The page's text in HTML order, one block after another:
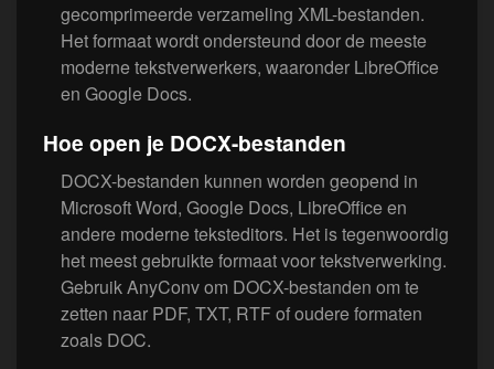
gecomprimeerde verzameling XML-bestanden.
Het formaat wordt ondersteund door de meeste
moderne tekstverwerkers, waaronder LibreOffice
en Google Docs.
Hoe open je DOCX-bestanden
DOCX-bestanden kunnen worden geopend in
Microsoft Word, Google Docs, LibreOffice en
andere moderne teksteditors. Het is tegenwoordig
het meest gebruikte formaat voor tekstverwerking.
Gebruik AnyConv om DOCX-bestanden om te
zetten naar PDF, TXT, RTF of oudere formaten
zoals DOC.